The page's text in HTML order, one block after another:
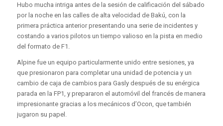
Hubo mucha intriga antes de la sesión de calificación del sábado
por la noche en las calles de alta velocidad de Bakú, con la
primera práctica anterior presentando una serie de incidentes y
costando a varios pilotos un tiempo valioso en la pista en medio
del formato de F1.
Alpine fue un equipo particularmente unido entre sesiones, ya
que presionaron para completar una unidad de potencia y un
cambio de caja de cambios para Gasly después de su enérgica
parada en la FP1, y prepararon el automóvil del francés de manera
impresionante gracias a los mecánicos d’Ocon, que también
jugaron su papel.